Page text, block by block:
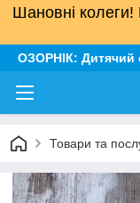
Шановні
ОЗОРНІК: Дитячий
Товари та